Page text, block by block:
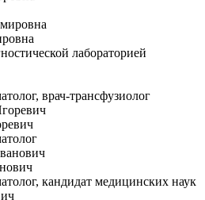
лабораторией
врач-трансфузиолог
кандидат медицинских наук